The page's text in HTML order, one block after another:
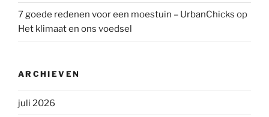
7 goede redenen voor een moestuin – UrbanChicks op
Het klimaat en ons voedsel
ARCHIEVEN
juli 2026